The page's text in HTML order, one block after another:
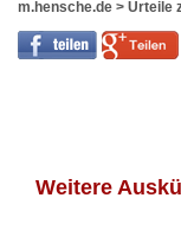
m.hensche.de > Urteile
Weitere